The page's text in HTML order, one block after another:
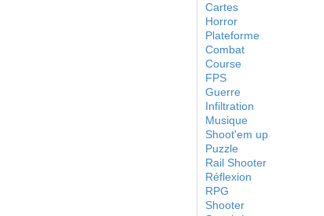
Cartes
Horror
Plateforme
Combat
Course
FPS
Guerre
Infiltration
Musique
Shoot'em up
Puzzle
Rail Shooter
Réflexion
RPG
Shooter